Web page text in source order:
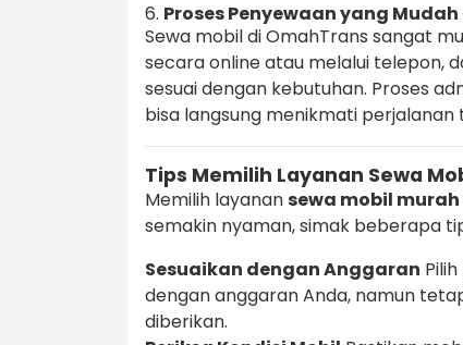
6. Proses Penyewaan yang
Sewa mobil di OmahTrans sangat
secara online atau melalui telepon,
sesuai dengan kebutuhan. Proses
bisa langsung menikmati
Tips Memilih Layanan Sewa
Memilih layanansewa mobil murah
semakin nyaman, simak beberapa
Sesuaikan dengan Anggaran
dengan anggaran Anda, namun
diberikan.